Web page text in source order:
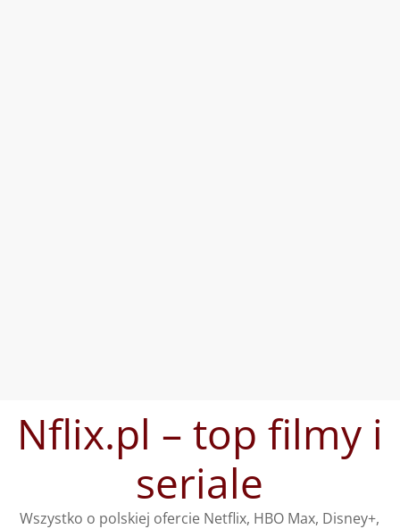
treściNflix.pl – top filmy i
seriale
Wszystko o polskiej ofercie Netflix, HBO Max, Disney+,